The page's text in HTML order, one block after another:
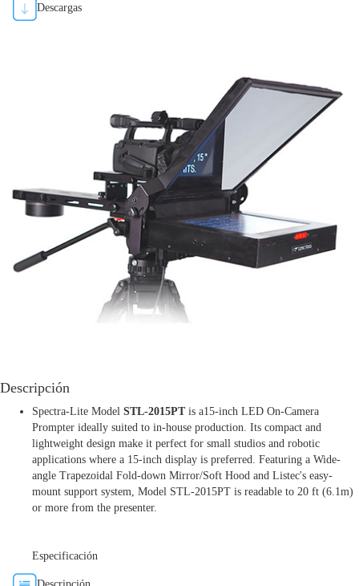
Descargas
Descripción
Spectra-Lite Model STL-2015PT is a15-inch LED On-Camera
Prompter ideally suited to in-house production. Its compact and
lightweight design make it perfect for small studios and robotic
applications where a 15-inch display is preferred. Featuring a Wide-
angle Trapezoidal Fold-down Mirror/Soft Hood and Listec's easy-
mount support system, Model STL-2015PT is readable to 20 ft (6.1m)
or more from the presenter.
Especificación